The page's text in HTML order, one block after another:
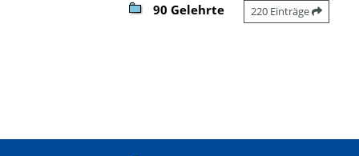
90 Gelehrte 220 Einträge